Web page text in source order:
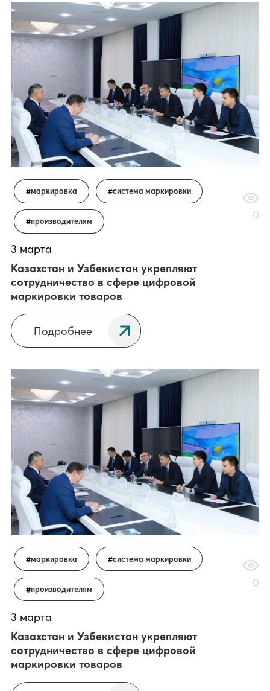
маркировка система маркировки
производителям 0
3 марта
Казахстан и Узбекистан укрепляют
сотрудничество в сфере цифровой
маркировки товаров
Подробнее
маркировка система маркировки
производителям 0
3 марта
Казахстан и Узбекистан укрепляют
сотрудничество в сфере цифровой
маркировки товаров